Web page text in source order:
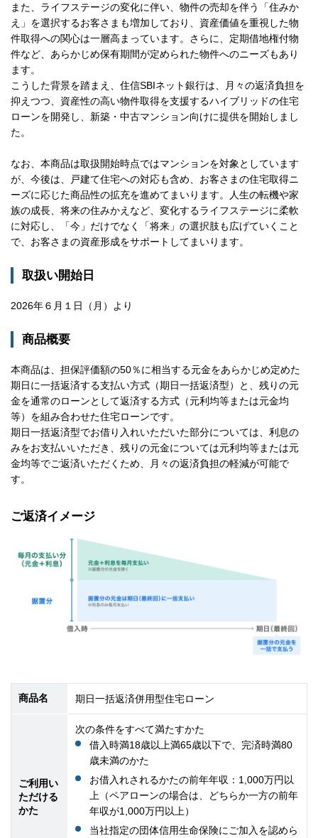
また、ライフステージの変化に伴い、物件の売却を伴う「住みか
え」を選択するお客さまも増加しており、資産価値を重視した物
件取得への関心は一層高まっています。さらに、定期借地権付物
件など、あらかじめ保有期間が定められた物件へのニーズもあり
ます。
こうした背景を踏まえ、住信SBIネット銀行は、月々の返済負担を
抑えつつ、資産性の高い物件取得を支援するハイブリッドの住宅
ローンを開発し、新築・中古マンション向けに提供を開始しまし
た。
なお、本商品は取扱開始時点ではマンションを対象としています
が、今後は、戸建て住宅への対応も含め、お客さまの住宅取得ニ
ーズに応じた商品性の拡充を進めてまいります。人生の転機や家
族の成長、将来の住みかえなど、変化するライフステージに柔軟
に対応し、「今」だけでなく「将来」の選択肢も広げていくこと
で、お客さまの資産形成をサポートしてまいります。
取扱い開始日
2026年６月１日（月）より
商品概要
本商品は、担保評価額の50％に相当する元金をあらかじめ定めた
期日に一括返済する支払い方式（期日一括返済型）と、残りの元
金を通常のローンとして返済する方式（元利均等または元金均
等）を組み合わせた住宅ローンです。
期日一括返済型でお借り入れいただいた部分については、利息の
みをお支払いいただき、残りの元金については元利均等または元
金均等でご返済いただくため、月々の返済負担の軽減が可能で
す。
ご返済イメージ
商品名 期日一括返済併用型住宅ローン
ご利用い
ただける
かた
次の条件をすべて満たすかた
借入時満18歳以上満65歳以下で、完済時満80
歳未満のかた
お借入れされるかたの前年年収：1,000万円以
上（ペアローンの場合は、どちらか一方の前年
年収が1,000万円以上）
当社指定の団体信用生命保険にご加入を認めら